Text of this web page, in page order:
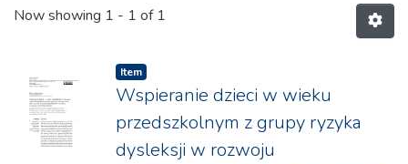
Now showing 1 - 1 of 1
Item
Wspieranie dzieci w wieku
przedszkolnym z grupy ryzyka
dysleksji w rozwoju